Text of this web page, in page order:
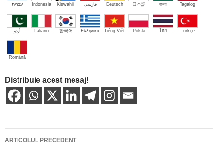
עברית Indonesia Kiswahili فارسی Deutsch 日本語 বাংলা Tagalog
اُردو Italiano 한국어 Ελληνικά Tiếng Việt Polski ไทย Türkçe
Română
Distribuie acest mesaj!
Navigare
ARTICOLUL PRECEDENT